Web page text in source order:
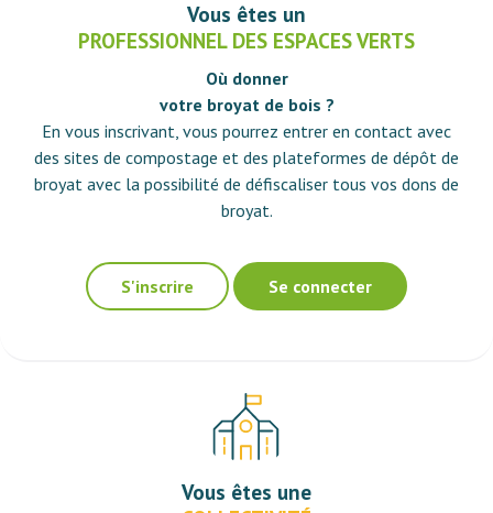
Vous êtes un
PROFESSIONNEL DES ESPACES VERTS
Où donner
votre broyat de bois ?
En vous inscrivant, vous pourrez entrer en contact avec
des sites de compostage et des plateformes de dépôt de
broyat avec la possibilité de défiscaliser tous vos dons de
broyat.
S'inscrire Se connecter
Vous êtes une